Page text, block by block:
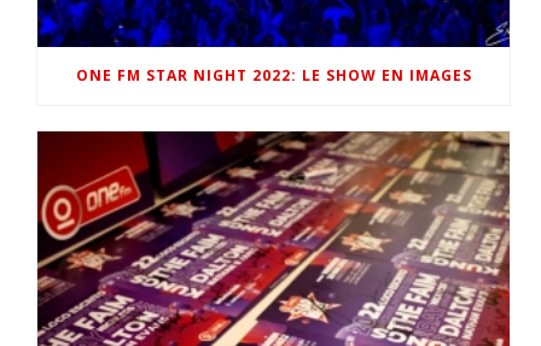
ONE FM STAR NIGHT 2022: LE SHOW EN IMAGES